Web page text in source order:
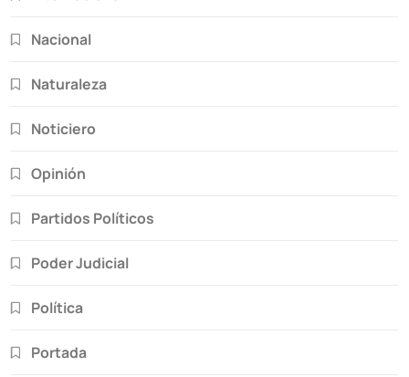
Nacional
Naturaleza
Noticiero
Opinión
Partidos Políticos
Poder Judicial
Política
Portada